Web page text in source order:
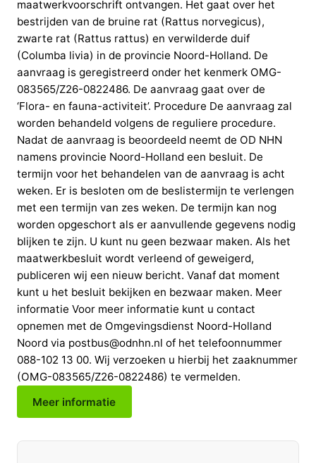
maatwerkvoorschrift ontvangen. Het gaat over het
bestrijden van de bruine rat (Rattus norvegicus),
zwarte rat (Rattus rattus) en verwilderde duif
(Columba livia) in de provincie Noord-Holland. De
aanvraag is geregistreerd onder het kenmerk OMG-
083565/Z26-0822486. De aanvraag gaat over de
‘Flora- en fauna-activiteit’. Procedure De aanvraag zal
worden behandeld volgens de reguliere procedure.
Nadat de aanvraag is beoordeeld neemt de OD NHN
namens provincie Noord-Holland een besluit. De
termijn voor het behandelen van de aanvraag is acht
weken. Er is besloten om de beslistermijn te verlengen
met een termijn van zes weken. De termijn kan nog
worden opgeschort als er aanvullende gegevens nodig
blijken te zijn. U kunt nu geen bezwaar maken. Als het
maatwerkbesluit wordt verleend of geweigerd,
publiceren wij een nieuw bericht. Vanaf dat moment
kunt u het besluit bekijken en bezwaar maken. Meer
informatie Voor meer informatie kunt u contact
opnemen met de Omgevingsdienst Noord-Holland
Noord via postbus@odnhn.nl of het telefoonnummer
088-102 13 00. Wij verzoeken u hierbij het zaaknummer
(OMG-083565/Z26-0822486) te vermelden.
Meer informatie